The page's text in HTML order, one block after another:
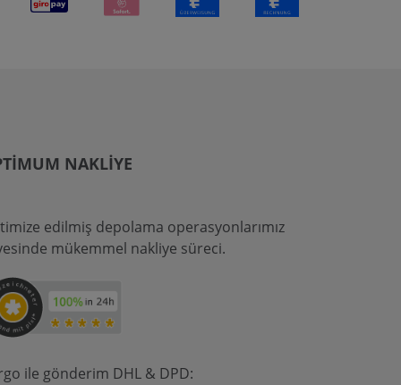
NAKLIYE
edilmiş depolama operasyonlarımız
mükemmel nakliye süreci.
ile gönderim DHL & DPD: